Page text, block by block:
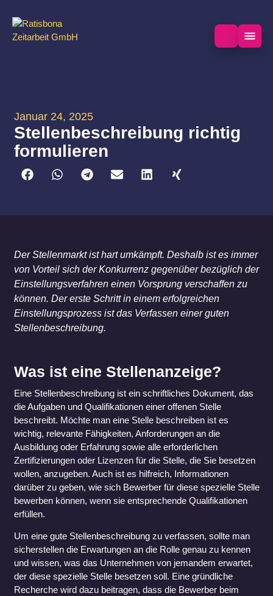
Januar 24, 2025
Stellenbeschreibung richtig
formulieren
Der Stellenmarkt ist hart umkämpft. Deshalb ist es immer
von Vorteil sich der Konkurrenz gegenüber bezüglich der
Einstellungsverfahren einen Vorsprung verschaffen zu
können. Der erste Schritt in einem erfolgreichen
Einstellungsprozess ist das Verfassen einer guten
Stellenbeschreibung.
Was ist eine Stellenanzeige?
Eine Stellenbeschreibung ist ein schriftliches Dokument, das
die Aufgaben und Qualifikationen einer offenen Stelle
beschreibt. Möchte man eine Stelle beschreiben ist es
wichtig, relevante Fähigkeiten, Anforderungen an die
Ausbildung oder Erfahrung sowie alle erforderlichen
Zertifizierungen oder Lizenzen für die Stelle, die Sie besetzen
wollen, anzugeben. Auch ist es hilfreich, Informationen
darüber zu geben, wie sich Bewerber für diese spezielle Stelle
bewerben können, wenn sie entsprechende Qualifikationen
erfüllen.
Um eine gute Stellenbeschreibung zu verfassen, sollte man
sicherstellen die Erwartungen an die Rolle genau zu kennen
und wissen, was das Unternehmen von jemandem erwartet,
der diese spezielle Stelle besetzen soll. Eine gründliche
Recherche wird dazu beitragen, dass die Bewerber beim